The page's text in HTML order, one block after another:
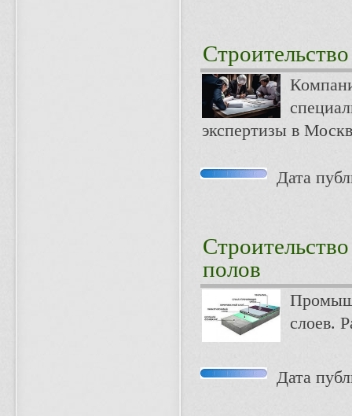
Строительство
экспертизы в
Дата
Строительство
полов
слоев.
Дата